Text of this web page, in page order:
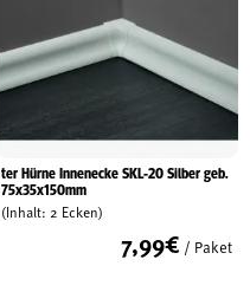
ter Hürne Innenecke SKL-20 Silber geb.
75x35x150mm
(Inhalt: 2 Ecken)
7,99€ / Paket